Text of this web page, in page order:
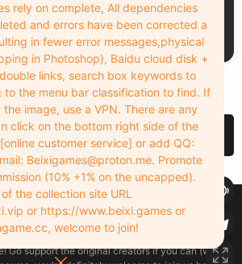
Lizhen2025
3天前
请先登录
2026 beixi.vip - All Rights Freedom！
可以去支持一下原创作者（我们绝对支持），当然
，您加入这里我们也绝对欢迎！
Go support the original creators if you can (we
rely on complete, All dependencies
and errors have been corrected a
in fewer error messages,physical
in Photoshop), Baidu cloud disk +
links, search box keywords to
to the menu bar classification to find. If
image, use a VPN. There are any
click on the bottom right side of the
customer service] or add QQ:
Beixigames@proton.me. Promote
(10% +1% on the uncapped).
the collection site URL
or https://www.beixi.games or
welcome to join!